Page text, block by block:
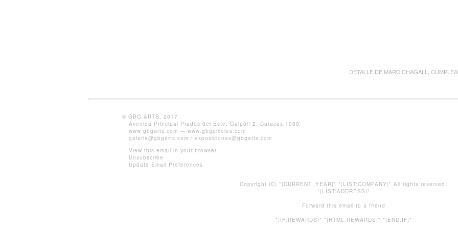
DETALLE DE MARC CHAGALL,
© GBG ARTS. 2017
Avenida Principal Prados del Este. Galpón 2. Caracas,1080
www.gbgarts.com — www.gbgpixeles.com
galeria@gbgarts.com / exposiciones@gbgarts.com
View this email in your browser
Unsubscribe
Update Email Preferences
Copyright (C) *|CURRENT_YEAR|* *|LIST:COMPANY|* All rights reserved.
*|LIST:ADDRESS|*
Forward this email to a friend
*|IF:REWARDS|* *|HTML:REWARDS|* *|END:IF|*